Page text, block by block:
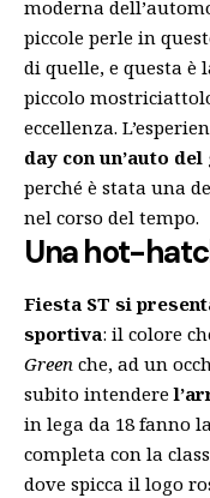
moderna
piccole perle in
di quelle, e questa è
piccolo
eccellenza.
day con un’auto
perché è stata una
nel corso del tempo.
Una hot-
Fiesta ST si
sportiva: il colore
Green che, ad un
subito intendere
in lega da 18 fanno
completa con la
dove spicca il logo